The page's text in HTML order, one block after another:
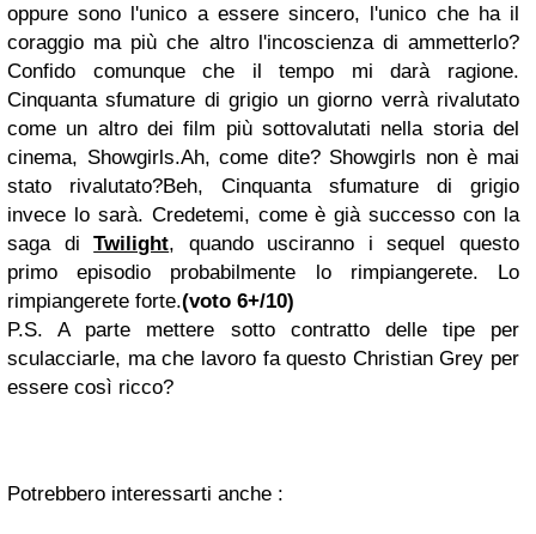
oppure sono l'unico a essere sincero, l'unico che ha il
coraggio ma più che altro l'incoscienza di ammetterlo?
Confido comunque che il tempo mi darà ragione.
Cinquanta sfumature di grigio un giorno verrà rivalutato
come un altro dei film più sottovalutati nella storia del
cinema, Showgirls.Ah, come dite? Showgirls non è mai
stato rivalutato?Beh, Cinquanta sfumature di grigio
invece lo sarà. Credetemi, come è già successo con la
saga diTwilight, quando usciranno i sequel questo
primo episodio probabilmente lo rimpiangerete. Lo
rimpiangerete forte.(voto 6+/10)
P.S. A parte mettere sotto contratto delle tipe per
sculacciarle, ma che lavoro fa questo Christian Grey per
essere così ricco?
Potrebbero interessarti anche :